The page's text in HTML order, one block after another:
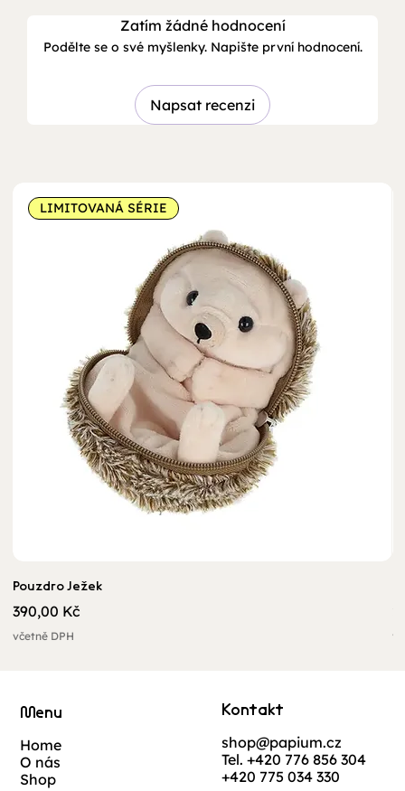
Zatím žádné hodnocení
Podělte se o své myšlenky. Napište první hodnocení.
Napsat recenzi
LIMITOVANÁ SÉRIE
Pouzdro Ježek
Cena
390,00 Kč
včetně DPH
Kontakt
shop@papium.cz
Tel. +420 776 856 304
+420 775 034 330
Menu
Home
O nás
Shop